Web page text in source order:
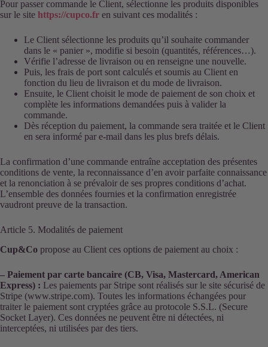
Pour passer commande le Client, sélectionne les produits disponibles
sur le site https://cupco.fr en suivant ces modalités :
Le Client sélectionne les produits qu’il souhaite commander
dans le « panier », modifie si besoin (quantités, références…).
Vérifie l’adresse de livraison ou en renseigne une nouvelle.
Puis, les frais de port sont calculés et soumis au Client en
fonction du lieu de livraison et du mode de livraison.
Ensuite, le Client choisit le mode de paiement de son choix et
complète les informations demandées puis à valider la
commande.
Dès réception du paiement, la commande sera traitée et le Client
en sera informé par e-mail dans les plus brefs délais.
La confirmation d’une commande entraîne acceptation des présentes
conditions de vente, la reconnaissance d’en avoir parfaite connaissance
et la renonciation à se prévaloir de ses propres conditions d’achat.
L’ensemble des données fournies et la confirmation enregistrée
vaudront preuve de la transaction.
Article 5. Modalités de paiement
Cup&Co propose au Client ces options de paiement au choix :
– Paiement par carte bancaire (CB, Visa, Mastercard, American
Express) : Les paiements par Stripe sont réalisés sur le site sécurisé de
Stripe (www.stripe.com). Toutes les informations échangées pour
traiter le paiement sont cryptées grâce au protocole S.S.L. (Secure
Socket Layer). Ces données ne peuvent être ni détectées, ni
interceptées, ni utilisées par des tiers.